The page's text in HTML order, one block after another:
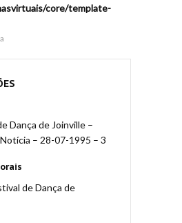
core/template-
Dança de Joinville –
– 28-07-1995 – 3
de Dança de